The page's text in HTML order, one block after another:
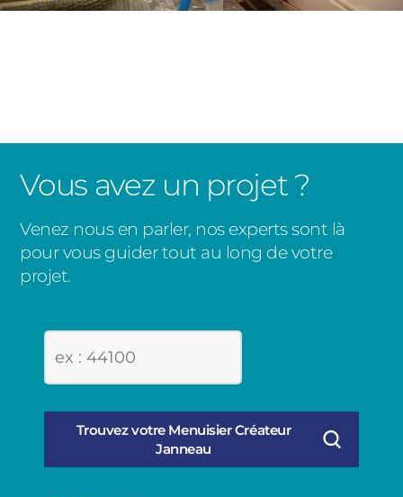
Vous avez un projet ?
Venez nous en parler, nos experts sont là
pour vous guider tout au long de votre
projet.